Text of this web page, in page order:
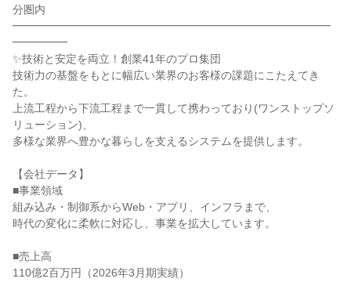
分圏内
━━━━━━━━━━━━━━━━━━━━━━━━━━━━━
━━━━━
✨技術と安定を両立！創業41年のプロ集団
技術力の基盤をもとに幅広い業界のお客様の課題にこたえてき
た。
上流工程から下流工程まで一貫して携わっており(ワンストップソ
リューション)、
多様な業界へ豊かな暮らしを支えるシステムを提供します。
【会社データ】
■事業領域
組み込み・制御系からWeb・アプリ、インフラまで、
時代の変化に柔軟に対応し、事業を拡大しています。
■売上高
110億2百万円（2026年3月期実績）